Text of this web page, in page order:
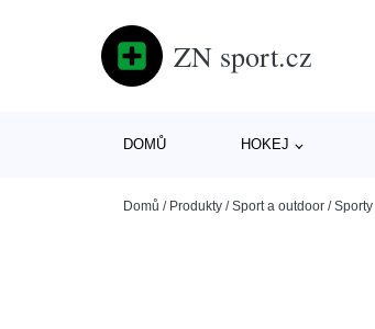
ZN sport.cz
DOMŮ HOKEJ
Domů / Produkty /Sport a outdoor /Sporty